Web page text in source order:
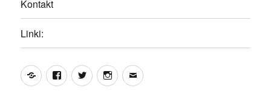
Kontakt
Linki:
Yelp Facebook
TwitterInstagram
Email